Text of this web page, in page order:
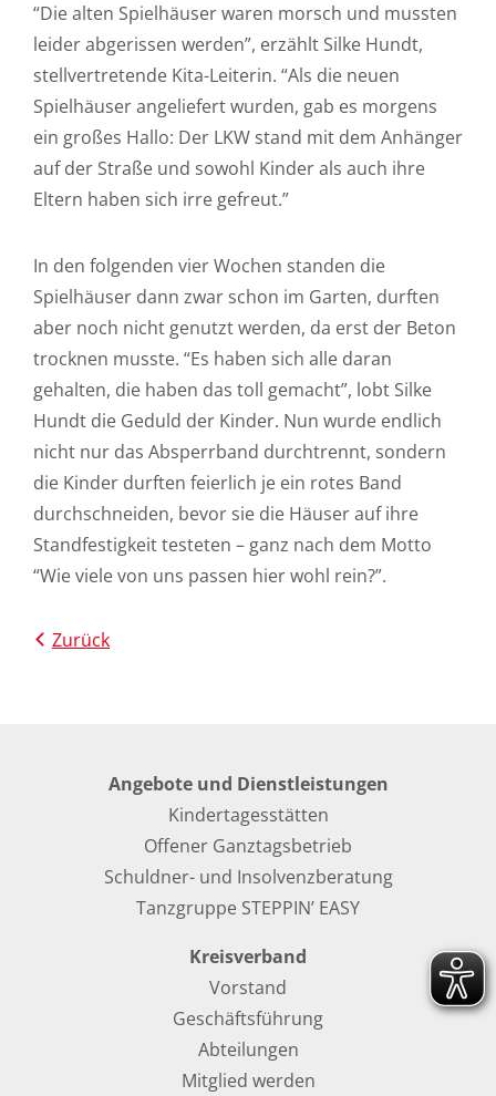
“Die alten Spielhäuser waren morsch und mussten
leider abgerissen werden”, erzählt Silke Hundt,
stellvertretende Kita-Leiterin. “Als die neuen
Spielhäuser angeliefert wurden, gab es morgens
ein großes Hallo: Der LKW stand mit dem Anhänger
auf der Straße und sowohl Kinder als auch ihre
Eltern haben sich irre gefreut.”
In den folgenden vier Wochen standen die
Spielhäuser dann zwar schon im Garten, durften
aber noch nicht genutzt werden, da erst der Beton
trocknen musste. “Es haben sich alle daran
gehalten, die haben das toll gemacht”, lobt Silke
Hundt die Geduld der Kinder. Nun wurde endlich
nicht nur das Absperrband durchtrennt, sondern
die Kinder durften feierlich je ein rotes Band
durchschneiden, bevor sie die Häuser auf ihre
Standfestigkeit testeten – ganz nach dem Motto
“Wie viele von uns passen hier wohl rein?”.
Zurück
Angebote und Dienstleistungen
Kindertagesstätten
Offener Ganztagsbetrieb
Schuldner- und Insolvenzberatung
Tanzgruppe STEPPIN’ EASY
Kreisverband
Vorstand
Geschäftsführung
Abteilungen
Mitglied werden